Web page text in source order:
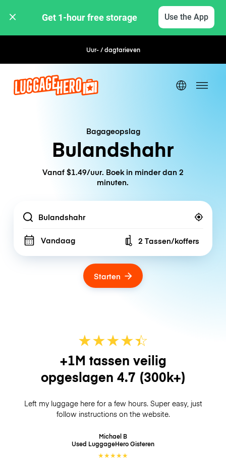
Get 1-hour free storage Use the App
Uur- / dagtarieven Flexibel boeken
Bagageopslag
Bulandshahr
Vanaf $1.49/uur. Boek in minder dan 2
minuten.
Location
Vandaag Number of bags
2 Tassen/koffers
Starten
★★★★☆
★
+1M tassen veilig
opgeslagen 4.7 (300k+)
Left my luggage here for a few hours. Super easy, just
follow instructions on the website.
Michael B
Used LuggageHeroGisteren
★★★★★